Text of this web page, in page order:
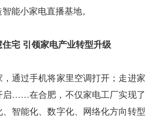
能小家电直播基地。
引领家电产业转型升级
过手机将家里空调打开；走进家
启……在合肥，不仅家电工厂实现
、智能化、数字化、网络化方向转